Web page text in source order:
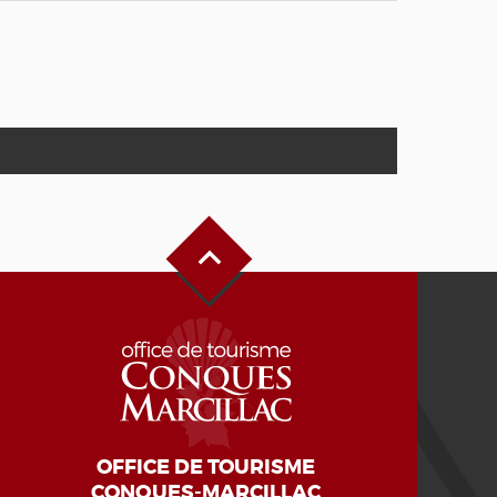
OFFICE DE TOURISME